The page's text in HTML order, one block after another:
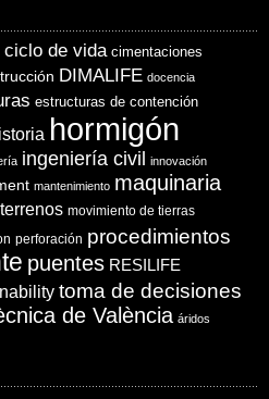
ciclo de vida cimentaciones
DIMALIFE docencia
estructuras de contención
hormigón
ingeniería civil innovación
mantenimiento maquinaria
movimiento de tierras
perforación procedimientos
puentes RESILIFE
toma de decisiones
de València áridos